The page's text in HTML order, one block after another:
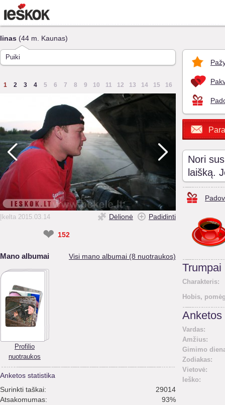
linas (44 m. Kaunas)
Puiki
1 2 3 4 5 6 7 8 9 10 11 12 13 14 15 16
Įkelta 2015.03.14 Dėlionė Padidinti
❤ 152
Mano albumai Visi mano albumai (8 nuotraukos)
Profilio
nuotraukos
Anketos statistika
Surinkti taškai:
29014
Atsakomumas:
93%
Nori
laišką.
Trumpai
Charakteris:
Hobis,
Anketos
Vardas:
Amžius:
Gimimo
Zodiakas:
Vietovė:
Ieško: